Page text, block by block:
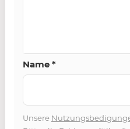
Name *
Unsere